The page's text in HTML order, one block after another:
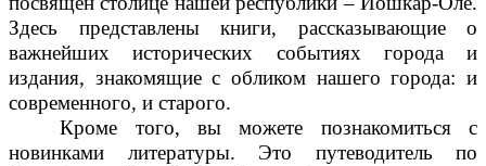
Здесь представлены книги, рассказывающие о
важнейших исторических событиях города и
издания, знакомящие с обликом нашего города: и
современного, и старого.
Кроме того, вы можете познакомиться с
новинками литературы. Это путеводитель по